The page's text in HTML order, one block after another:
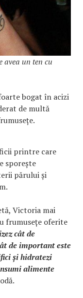
avea un ten cu
bogat în acizi
de multă
printre care
sporește
părului și
Victoria mai
frumusețe oferite
cât de
de important este
și hidratezi
alimente